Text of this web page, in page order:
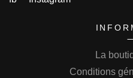
La
Conditions